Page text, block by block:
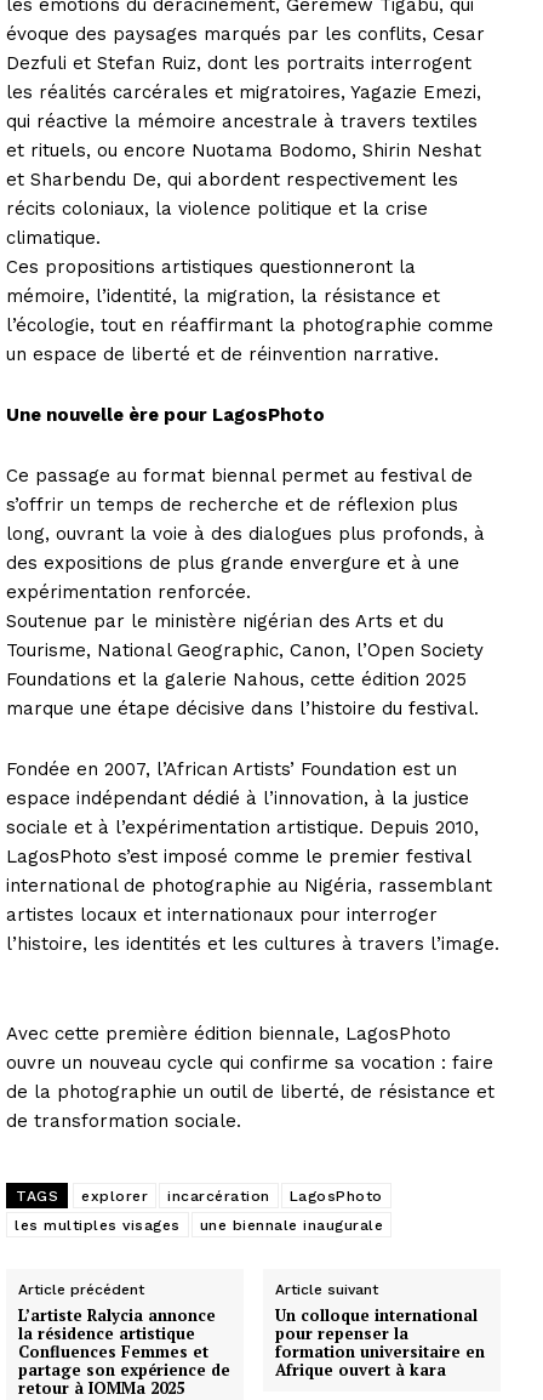
évoque des paysages marqués par les conflits, Cesar
Dezfuli et Stefan Ruiz, dont les portraits interrogent
les réalités carcérales et migratoires, Yagazie Emezi,
qui réactive la mémoire ancestrale à travers textiles
et rituels, ou encore Nuotama Bodomo, Shirin Neshat
et Sharbendu De, qui abordent respectivement les
récits coloniaux, la violence politique et la crise
climatique.
Ces propositions artistiques questionneront la
mémoire, l’identité, la migration, la résistance et
l’écologie, tout en réaffirmant la photographie comme
un espace de liberté et de réinvention narrative.
Une nouvelle ère pour LagosPhoto
Ce passage au format biennal permet au festival de
s’offrir un temps de recherche et de réflexion plus
long, ouvrant la voie à des dialogues plus profonds, à
des expositions de plus grande envergure et à une
expérimentation renforcée.
Soutenue par le ministère nigérian des Arts et du
Tourisme, National Geographic, Canon, l’Open Society
Foundations et la galerie Nahous, cette édition 2025
marque une étape décisive dans l’histoire du festival.
Fondée en 2007, l’African Artists’ Foundation est un
espace indépendant dédié à l’innovation, à la justice
sociale et à l’expérimentation artistique. Depuis 2010,
LagosPhoto s’est imposé comme le premier festival
international de photographie au Nigéria, rassemblant
artistes locaux et internationaux pour interroger
l’histoire, les identités et les cultures à travers l’image.
Avec cette première édition biennale, LagosPhoto
ouvre un nouveau cycle qui confirme sa vocation : faire
de la photographie un outil de liberté, de résistance et
de transformation sociale.
TAGS explorer incarcération
LagosPhoto
les multiples visages
une biennale inaugurale
Article précédent
L’artiste Ralycia annonce
la résidence artistique
Confluences Femmes et
partage son expérience de
retour à IOMMa 2025
Article suivant
Un colloque international
pour repenser la
formation universitaire en
Afrique ouvert à kara